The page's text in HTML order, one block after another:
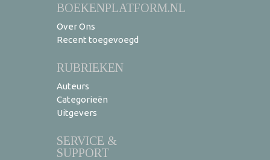
BOEKENPLATFORM.NL
Over Ons
Recent toegevoegd
RUBRIEKEN
Auteurs
Categorieën
Uitgevers
SERVICE &
SUPPORT